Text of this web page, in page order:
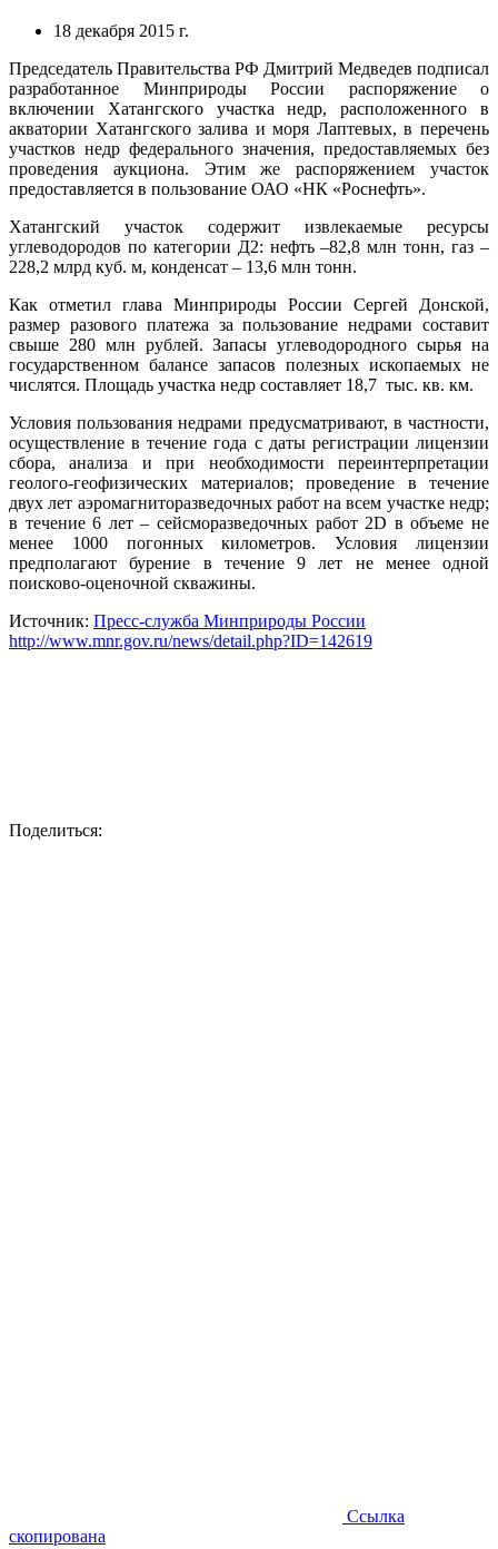
18 декабря 2015 г.
Председатель Правительства РФ Дмитрий Медведев подписал
разработанное Минприроды России распоряжение о
включении Хатангского участка недр, расположенного в
акватории Хатангского залива и моря Лаптевых, в перечень
участков недр федерального значения, предоставляемых без
проведения аукциона. Этим же распоряжением участок
предоставляется в пользование ОАО «НК «Роснефть».
Хатангский участок содержит извлекаемые ресурсы
углеводородов по категории Д2: нефть –82,8 млн тонн, газ –
228,2 млрд куб. м, конденсат – 13,6 млн тонн.
Как отметил глава Минприроды России Сергей Донской,
размер разового платежа за пользование недрами составит
свыше 280 млн рублей. Запасы углеводородного сырья на
государственном балансе запасов полезных ископаемых не
числятся. Площадь участка недр составляет 18,7 тыс. кв. км.
Условия пользования недрами предусматривают, в частности,
осуществление в течение года с даты регистрации лицензии
сбора, анализа и при необходимости переинтерпретации
геолого-геофизических материалов; проведение в течение
двух лет аэромагниторазведочных работ на всем участке недр;
в течение 6 лет – сейсморазведочных работ 2D в объеме не
менее 1000 погонных километров. Условия лицензии
предполагают бурение в течение 9 лет не менее одной
поисково-оценочной скважины.
Источник: Пресс-служба Минприроды России
http://www.mnr.gov.ru/news/detail.php?ID=142619
Поделиться:
Ссылка
скопирована